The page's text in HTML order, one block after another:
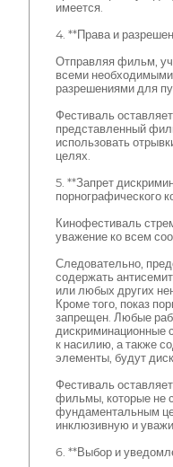
имеется.
4. **Права и
Отправляя фильм,
всеми
разрешениями для
Фестиваль
представленный
использовать
целях.
5. **Запрет
порнографического
Кинофестиваль
уважение ко всем
Следовательно,
содержать
или любых других
Кроме того, показ
запрещен. Любые
дискриминационные
к насилию, а также
элементы, будут
Фестиваль
фильмы, которые не
фундаментальным
инклюзивную и
6. **Выбор и